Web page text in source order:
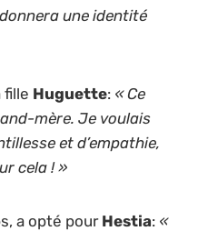
une identité
fille Huguette: « Ce
mère. Je voulais
et d’empathie,
cela ! »
a opté pour Hestia: «